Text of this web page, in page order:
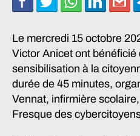
Le mercredi 15 octobre
Victor Anicet ont bénéficié
sensibilisation à la
durée de 45 minutes,
Vennat, infirmière
Fresque des